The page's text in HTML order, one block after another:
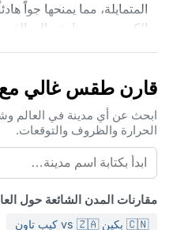
المتمايلة، مما يمنحها جواً
الكبرى. يعد منارة جالي
يهطل المطر بكثافة على
تحدث خلال موسم الرياح
رطبة. أما الفترة من ديسمبر
بفضل الرياح الموسمية
قارن طقس غالي مع
ابحث عن أي مدينة في العالم
الحرارة والظروف والتوقعات.
مقارنات المدن الشائعة حول
🇨🇳 بكين vs 🇿🇦 كيب تاون